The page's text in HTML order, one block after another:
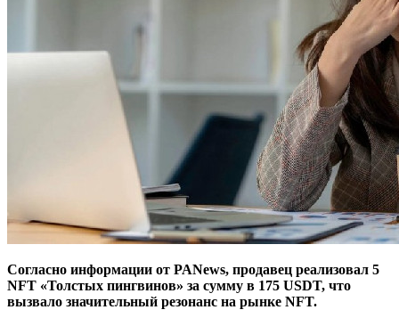
Согласно информации от PANews, продавец реализовал 5
NFT «Толстых пингвинов» за сумму в 175 USDT, что
вызвало значительный резонанс на рынке NFT.